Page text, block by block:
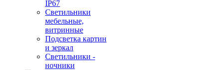
IP67
Светильники
мебельные,
витринные
Подсветка картин
и зеркал
Светильники -
ночники